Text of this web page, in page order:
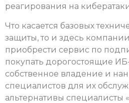
реагирования на
Что касается базовых
защиты, то и здесь
приобрести сервис по
покупать дорогостоящие
собственное владение и
специалистов для их
альтернативы специалисты